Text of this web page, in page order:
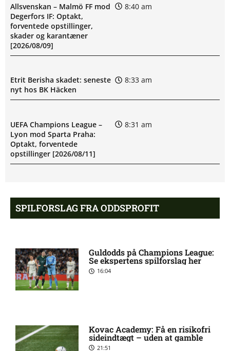
Allsvenskan – Malmö FF mod
Degerfors IF: Optakt,
forventede opstillinger,
skader og karantæner
[2026/08/09]
8:40 am
Etrit Berisha skadet: seneste
nyt hos BK Häcken
8:33 am
UEFA Champions League –
Lyon mod Sparta Praha:
Optakt, forventede
opstillinger [2026/08/11]
8:31 am
Engdahl: skadesstatus
UEFA Champions League –
Sabah FA mod AGF: Optakt,
Allsvenskan – Hammarby FF
6:03 am
SPILFORSLAG FRA ODDSPROFIT
Guldodds på Champions League:
Se ekspertens spilforslag her
16:04
Kovac Academy: Få en risikofri
sideindtægt – uden at gamble
21:51